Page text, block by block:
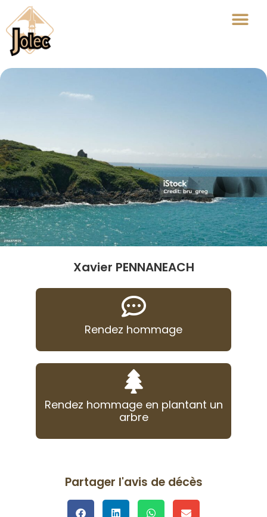
Xavier PENNANEACH
Rendez hommage
Rendez hommage en plantant un
arbre
Partager l'avis de décès